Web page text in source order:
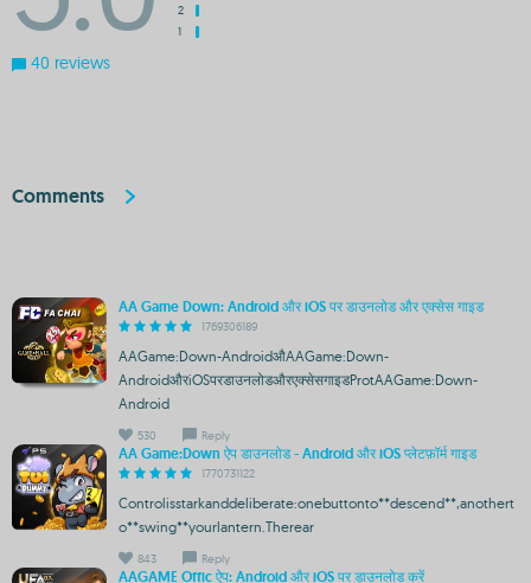
2
1
40 reviews
Comments
AA Game Down: Android और iOS पर डाउनलोड और एक्सेस गाइड
1769306189
AAGame:Down-AndroidऔAAGame:Down-
AndroidऔरiOSपरडाउनलोडऔरएक्सेसगाइडProtAAGame:Down-
Android
530 Reply
AA Game:Down ऐप डाउनलोड - Android और iOS प्लेटफ़ॉर्म गाइड
1770731122
Controlisstarkanddeliberate:onebuttonto**descend**,anothert
o**swing**yourlantern.Therear
843 Reply
AAGAME Offic ऐप: Android और iOS पर डाउनलोड करें